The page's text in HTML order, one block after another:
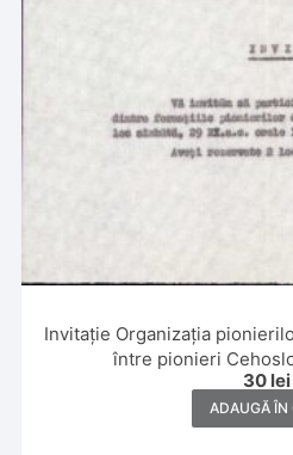
Invitație Organizația
între pionieri
30 lei
ADAUGĂ ÎN